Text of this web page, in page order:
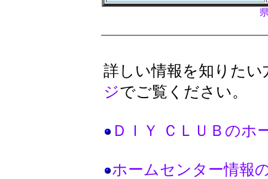
詳しい情報を知りたい
ジでご覧ください。
ＤＩＹ ＣＬＵＢのホ
ホームセンター情報